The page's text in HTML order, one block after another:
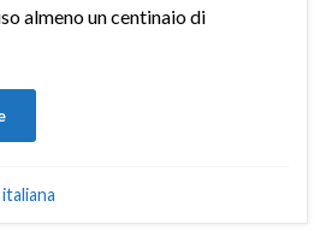
almeno un centinaio di